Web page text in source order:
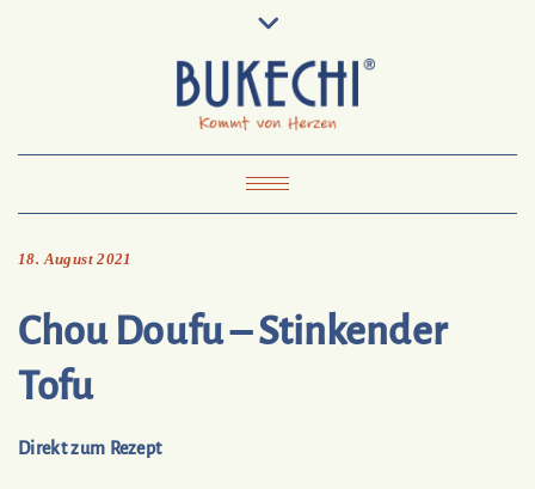
To
Bukechi
Impressum Datenschutz
Toggle Navigation
18. August 2021
Chou Doufu – Stinkender
Tofu
Direkt zum Rezept